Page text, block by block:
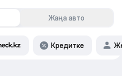
Жаңа авто
Кредитке